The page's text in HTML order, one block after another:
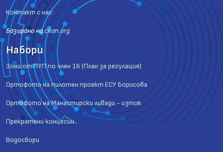
Контакт с нас
Базиранo наckan.org
Набори
Зони от ПУП по член 16 (План за регулация)
Ортофото на пилотен проект ЕСУ Борисова
Ортофото на Манастирски ливади - изток
Прекратени концесии
Водосбори